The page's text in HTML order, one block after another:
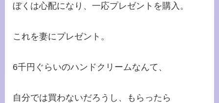
ぼくは心配になり、一応プレゼントを購入。
これを妻にプレゼント。
6千円ぐらいのハンドクリームなんて、
自分では買わないだろうし、もらったら